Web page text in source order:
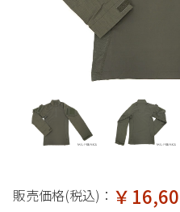
販売価格(税込)： ￥